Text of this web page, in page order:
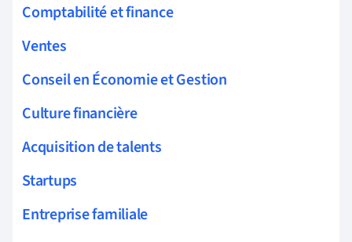
Comptabilité et finance
Ventes
Conseil en Économie et Gestion
Culture financière
Acquisition de talents
Startups
Entreprise familiale